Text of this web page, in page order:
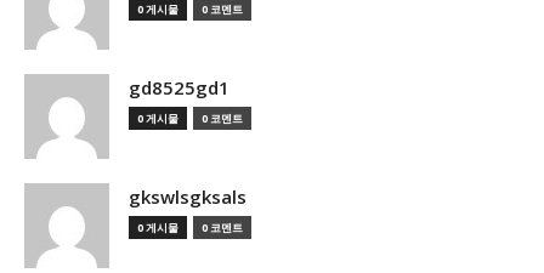
0 게시물 0 코멘트
gd8525gd1
0 게시물 0 코멘트
gkswlsgksals
0 게시물 0 코멘트